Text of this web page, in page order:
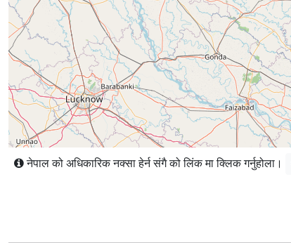
नेपाल को अधिकारिक नक्सा हेर्न संगै को लिंक मा क्लिक गर्नुहोला।